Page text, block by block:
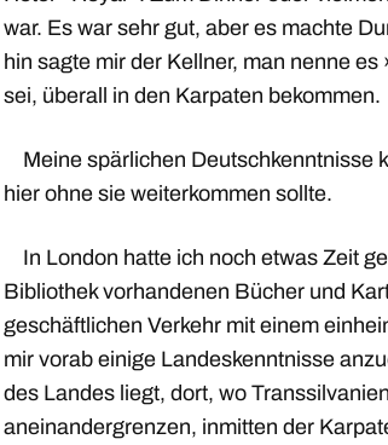
war. Es war sehr gut, aber es machte
hin sagte mir der Kellner, man nenne
sei, überall in den Karpaten bekommen.
Meine spärlichen Deutschkenntnisse
hier ohne sie weiterkommen sollte.
In London hatte ich noch etwas Zeit
Bibliothek vorhandenen Bücher und
geschäftlichen Verkehr mit einem
mir vorab einige Landeskenntnisse
des Landes liegt, dort, wo
aneinandergrenzen, inmitten der